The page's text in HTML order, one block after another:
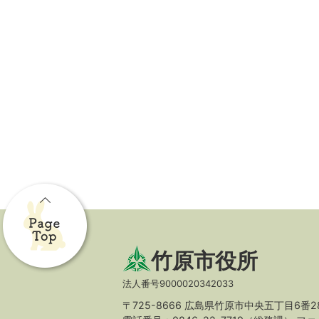
竹原市役所
法人番号9000020342033
〒725-8666 広島県竹原市中央五丁目6番